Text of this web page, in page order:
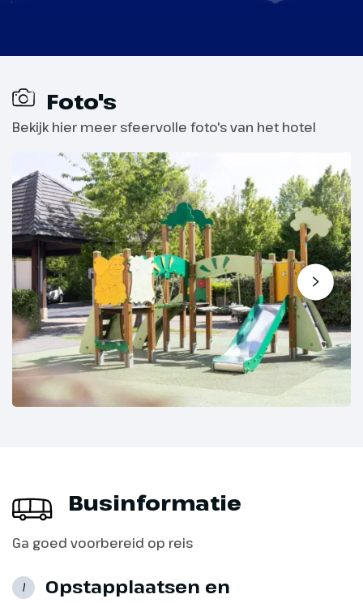
Foto's
Bekijk hier meer sfeervolle foto's van het hotel
Businformatie
Ga goed voorbereid op reis
1
Opstapplaatsen en